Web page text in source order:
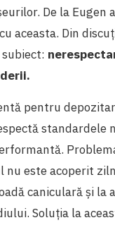
De la Eugen
aceasta. Din
pentru
standardele
nu este acoperit
caniculară și la
Soluția la